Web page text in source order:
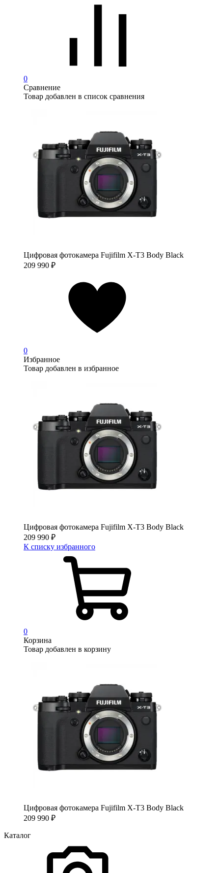
0
Сравнение
Товар добавлен в список сравнения
Цифровая фотокамера Fujifilm X-T3 Body Black
209 990 ₽
0
Избранное
Товар добавлен в избранное
Цифровая фотокамера Fujifilm X-T3 Body Black
209 990 ₽
К списку избранного
0
Корзина
Товар добавлен в корзину
Цифровая фотокамера Fujifilm X-T3 Body Black
209 990 ₽
Каталог